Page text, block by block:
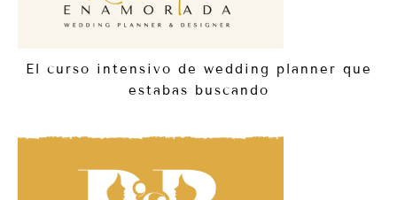
El curso intensivo de wedding planner que
estabas buscando